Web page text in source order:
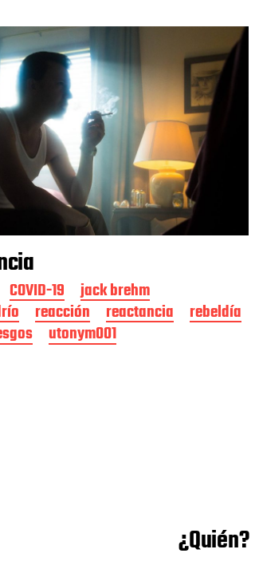
COVID-19
jack brehm
reacción reactancia
rebeldía
utonym001
¿Quién?